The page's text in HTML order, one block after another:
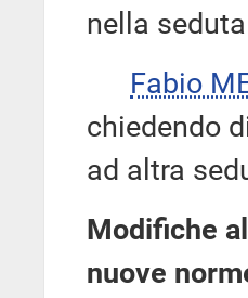
nella
Fabio
chiedendo
ad altra
Modifiche
nuove